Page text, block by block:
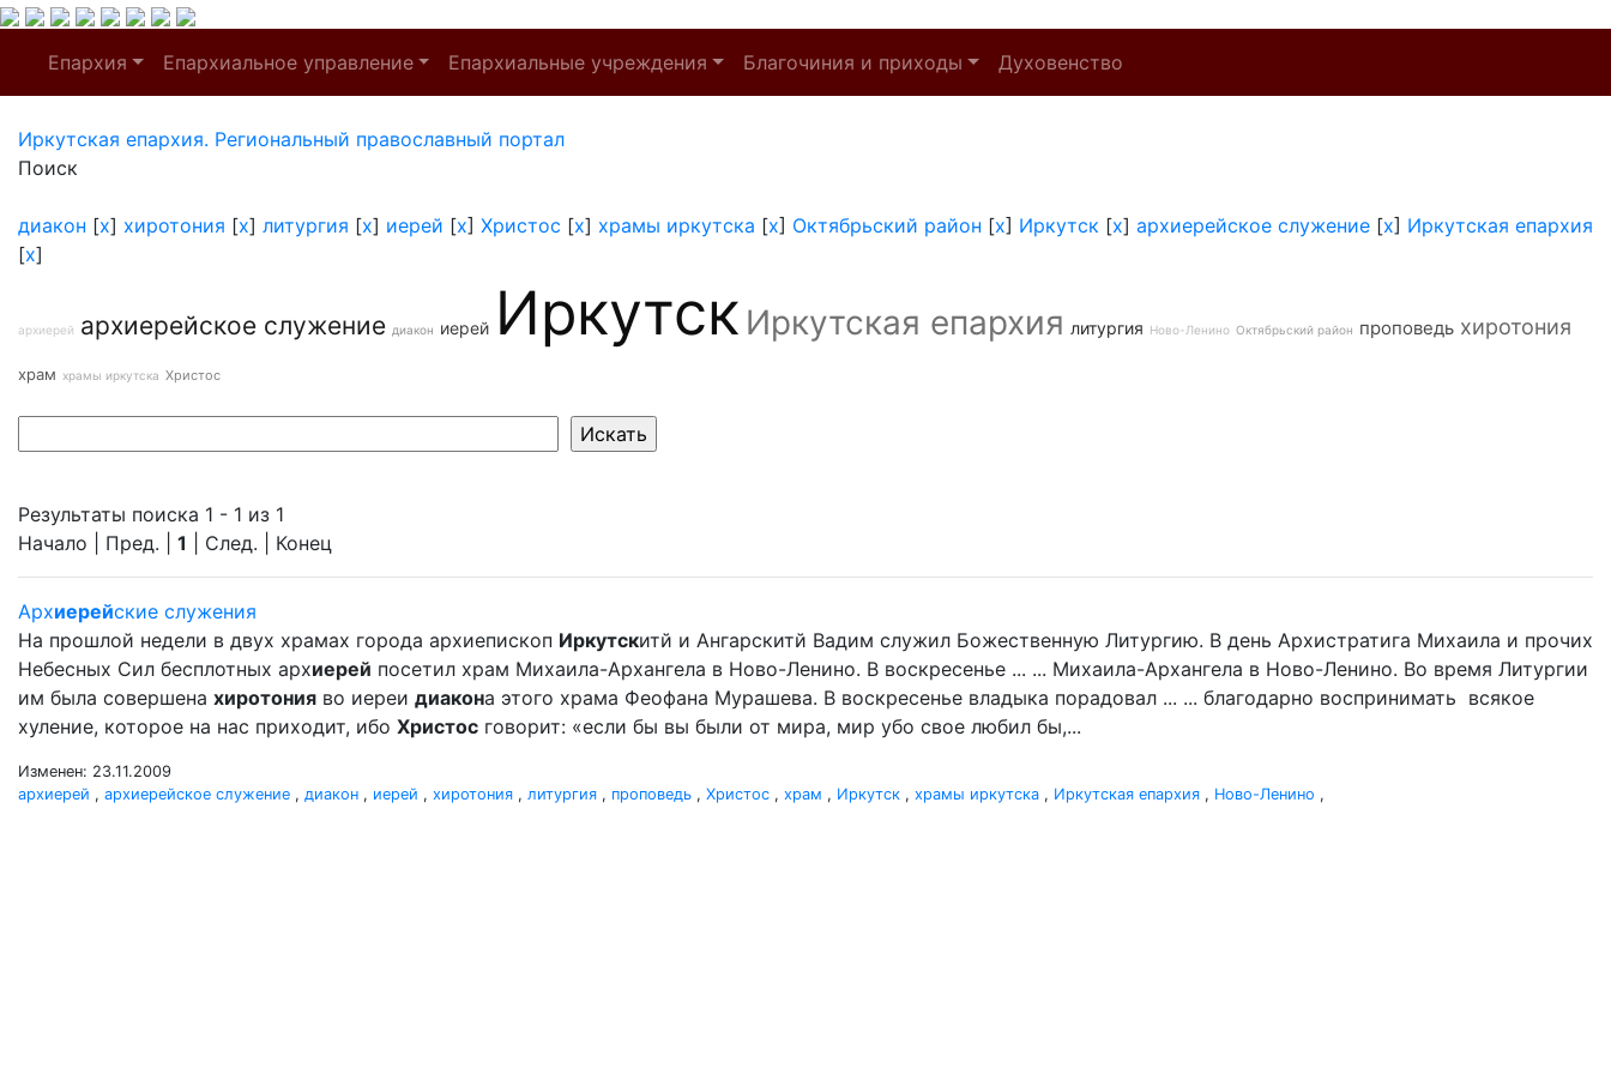
Епархия Епархиальное управление Епархиальные учреждения Благочиния и приходы Духовенство
Иркутская епархия. Региональный православный портал
Поиск
диакон [x] хиротония [x] литургия [x] иерей [x] Христос [x] храмы иркутска [x] Октябрьский район [x] Иркутск [x] архиерейское служение [x] Иркутская епархия
[x]
архиерей архиерейское служение диакон иерей Иркутск Иркутская епархия литургия Ново-Ленино Октябрьский район проповедь хиротония
храм храмы иркутска Христос
Результаты поиска 1 - 1 из 1
Начало | Пред. | 1 | След. | Конец
Архиерейские служения
На прошлой недели в двух храмах города архиепископ Иркутскитй и Ангарскитй Вадим служил Божественную Литургию. В день Архистратига Михаила и прочих
Небесных Сил бесплотных архиерей посетил храм Михаила-Архангела в Ново-Ленино. В воскресенье ... ... Михаила-Архангела в Ново-Ленино. Во время Литургии
им была совершена хиротония во иереи диакона этого храма Феофана Мурашева. В воскресенье владыка порадовал ... ... благодарно воспринимать всякое
хуление, которое на нас приходит, ибо Христос говорит: «если бы вы были от мира, мир убо свое любил бы,...
Изменен: 23.11.2009
архиерей , архиерейское служение , диакон , иерей , хиротония , литургия , проповедь , Христос , храм , Иркутск , храмы иркутска , Иркутская епархия , Ново-Ленино ,